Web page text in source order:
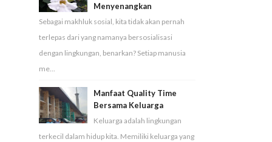
Menyenangkan
Sebagai makhluk sosial, kita tidak akan pernah
terlepas dari yang namanya bersosialisasi
dengan lingkungan, benarkan? Setiap manusia
me...
Manfaat Quality Time
Bersama Keluarga
Keluarga adalah lingkungan
terkecil dalam hidup kita. Memiliki keluarga yang